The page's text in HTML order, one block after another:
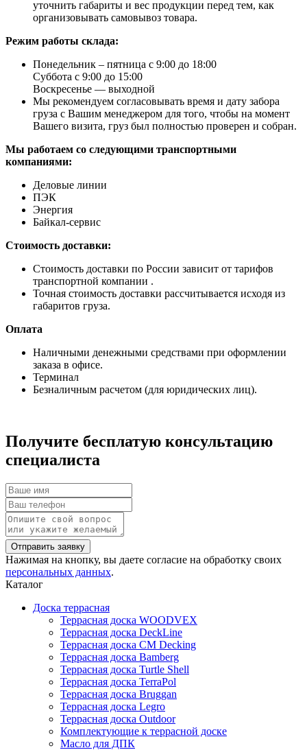
уточнить габариты и вес продукции перед тем, как
организовывать самовывоз товара.
Режим работы склада:
Понедельник – пятница с 9:00 до 18:00
Суббота с 9:00 до 15:00
Воскресенье — выходной
Мы рекомендуем согласовывать время и дату забора
груза с Вашим менеджером для того, чтобы на момент
Вашего визита, груз был полностью проверен и собран.
Мы работаем со следующими транспортными
компаниями:
Деловые линии
ПЭК
Энергия
Байкал-сервис
Стоимость доставки:
Стоимость доставки по России зависит от тарифов
транспортной компании .
Точная стоимость доставки рассчитывается исходя из
габаритов груза.
Оплата
Наличными денежными средствами при оформлении
заказа в офисе.
Терминал
Безналичным расчетом (для юридических лиц).
Получите бесплатую консультацию
специалиста
Нажимая на кнопку, вы даете согласие на обработку своих
персональных данных.
Каталог
Доска террасная
Террасная доска WOODVEX
Террасная доска DeckLine
Террасная доска CM Decking
Террасная доска Bamberg
Террасная доска Turtle Shell
Террасная доска TerraPol
Террасная доска Bruggan
Террасная доска Legro
Террасная доска Outdoor
Комплектующие к террасной доске
Масло для ДПК